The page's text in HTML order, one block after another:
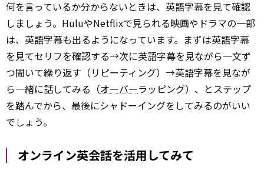
何を言っているか分からないときは、英語字幕を見て確認
しましょう。HuluやNetflixで見られる映画やドラマの一部
は、英語字幕も出るようになっています。まずは英語字幕
を見てセリフを確認する→次に英語字幕を見ながら一文ず
つ聞いて繰り返す（リピーティング）→英語字幕を見なが
ら一緒に話してみる（オーバーラッピング）、とステップ
を踏んでから、最後にシャドーイングをしてみるのがいい
でしょう。
オンライン英会話を活用してみて